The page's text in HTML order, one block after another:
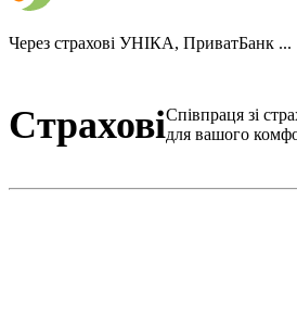
Через страхові УНІКА, ПриватБанк ...
СтраховіСпівпраця зі
для вашого